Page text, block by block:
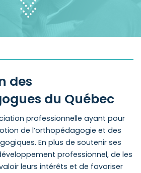
des
du Québec
professionnelle ayant pour
de l’orthopédagogie et des
En plus de soutenir ses
professionnel, de les
leurs intérêts et de favoriser